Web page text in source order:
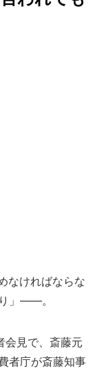
なければならな
」――。
見で、斎藤元
者庁が斎藤知事